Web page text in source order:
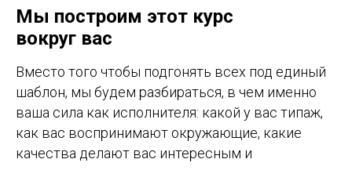
Мы построим этот курс
вокруг вас
Вместо того чтобы подгонять всех под единый
шаблон, мы будем разбираться, в чем именно
ваша сила как исполнителя: какой у вас типаж,
как вас воспринимают окружающие, какие
качества делают вас интересным и